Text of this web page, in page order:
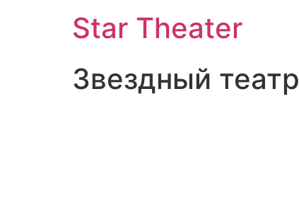
Star Theater
Звездный театр